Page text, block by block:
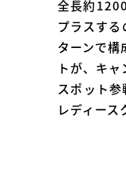
全長約
プラスする
ターンで構
トが、キ
スポット
レディー